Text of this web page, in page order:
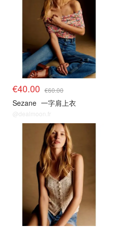
€40.00 €60.00
Sezane 一字肩上衣
@dealmoon.fr